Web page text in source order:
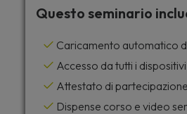
Questo seminario
Caricamento automatico
Accesso da tutti i dispositivi
Attestato di partecipazione
Dispense corso e video